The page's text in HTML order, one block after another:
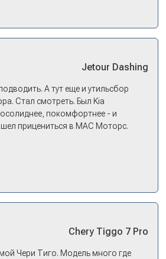
Jetour Dashing
А тут еще и утильсбор
Стал смотреть. Был Kia
покомфортнее - и
прицениться в МАС Моторс.
что «китаец». Прям не
Спортэйдж в трейд-ин
Chery Tiggo 7 Pro
Чери Тиго. Модель много где